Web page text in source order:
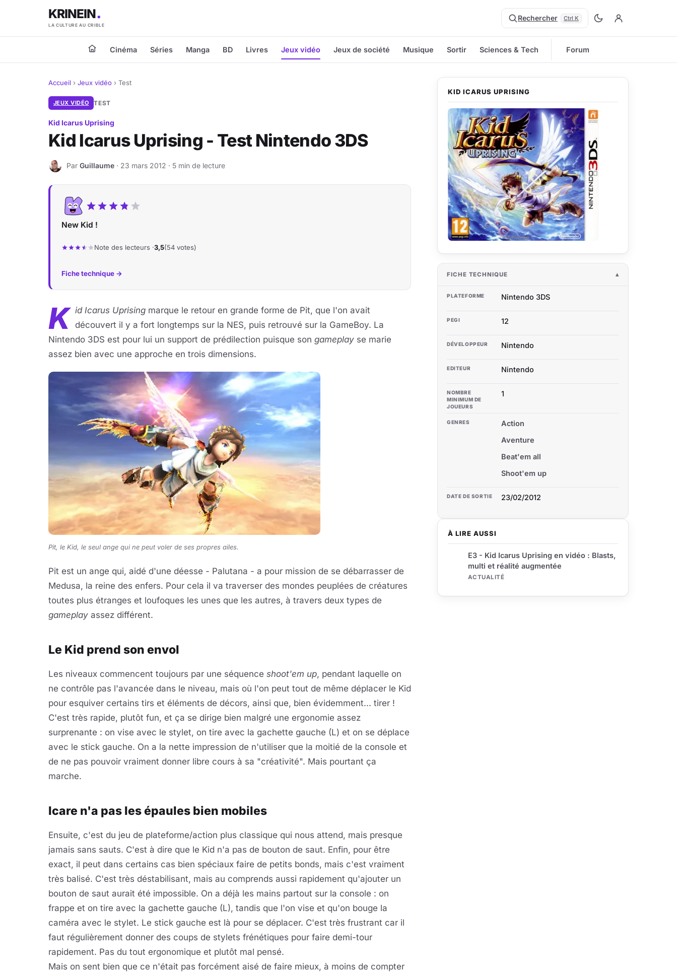
KRINEIN
LA CULTURE AU CRIBLE
Rechercher Ctrl K
Cinéma Séries Manga BD Livres Jeux vidéo Jeux de société Musique Sortir Sciences & Tech Forum
Accueil › Jeux vidéo › Test
JEUX VIDÉO TEST
Kid Icarus Uprising
Kid Icarus Uprising - Test Nintendo 3DS
G Par Guillaume · 23 mars 2012 · 5 min de lecture
New Kid !
Note des lecteurs ·3,5(54 votes)
Fiche technique →
K id Icarus Uprising marque le retour en grande forme de Pit, que l'on avait
découvert il y a fort longtemps sur la NES, puis retrouvé sur la GameBoy. La
Nintendo 3DS est pour lui un support de prédilection puisque son gameplay se marie
assez bien avec une approche en trois dimensions.
Pit, le Kid, le seul ange qui ne peut voler de ses propres ailes.
Pit est un ange qui, aidé d'une déesse - Palutana - a pour mission de se débarrasser de
Medusa, la reine des enfers. Pour cela il va traverser des mondes peuplées de créatures
toutes plus étranges et loufoques les unes que les autres, à travers deux types de
gameplay assez différent.
Le Kid prend son envol
Les niveaux commencent toujours par une séquence shoot'em up, pendant laquelle on
ne contrôle pas l'avancée dans le niveau, mais où l'on peut tout de même déplacer le Kid
pour esquiver certains tirs et éléments de décors, ainsi que, bien évidemment... tirer !
C'est très rapide, plutôt fun, et ça se dirige bien malgré une ergonomie assez
surprenante : on vise avec le stylet, on tire avec la gachette gauche (L) et on se déplace
avec le stick gauche. On a la nette impression de n'utiliser que la moitié de la console et
de ne pas pouvoir vraiment donner libre cours à sa "créativité". Mais pourtant ça
marche.
Icare n'a pas les épaules bien mobiles
Ensuite, c'est du jeu de plateforme/action plus classique qui nous attend, mais presque
jamais sans sauts. C'est à dire que le Kid n'a pas de bouton de saut. Enfin, pour être
exact, il peut dans certains cas bien spéciaux faire de petits bonds, mais c'est vraiment
très balisé. C'est très déstabilisant, mais au comprends aussi rapidement qu'ajouter un
bouton de saut aurait été impossible. On a déjà les mains partout sur la console : on
frappe et on tire avec la gachette gauche (L), tandis que l'on vise et qu'on bouge la
caméra avec le stylet. Le stick gauche est là pour se déplacer. C'est très frustrant car il
faut régulièrement donner des coups de stylets frénétiques pour faire demi-tour
rapidement. Pas du tout ergonomique et plutôt mal pensé.
Mais on sent bien que ce n'était pas forcément aisé de faire mieux, à moins de compter
À LIRE AUSSI
E3 - Kid Icarus Uprising en vidéo : Blasts,
multi et réalité augmentée
ACTUALITÉ
KID ICARUS UPRISING
FICHE TECHNIQUE
PLATEFORME Nintendo 3DS
PEGI 12
DÉVELOPPEUR Nintendo
EDITEUR Nintendo
NOMBRE
MINIMUM DE
JOUEURS
1
GENRES
Action
Aventure
Beat'em all
Shoot'em up
DATE DE SORTIE 23/02/2012